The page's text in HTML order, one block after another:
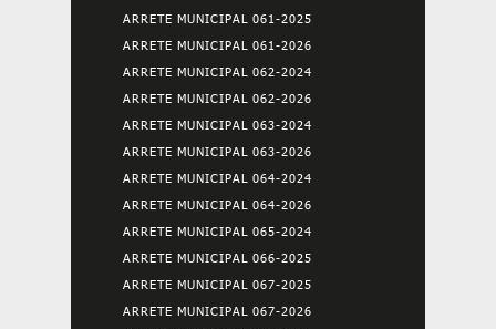
ARRETE MUNICIPAL 061-2025
ARRETE MUNICIPAL 061-2026
ARRETE MUNICIPAL 062-2024
ARRETE MUNICIPAL 062-2026
ARRETE MUNICIPAL 063-2024
ARRETE MUNICIPAL 063-2026
ARRETE MUNICIPAL 064-2024
ARRETE MUNICIPAL 064-2026
ARRETE MUNICIPAL 065-2024
ARRETE MUNICIPAL 066-2025
ARRETE MUNICIPAL 067-2025
ARRETE MUNICIPAL 067-2026